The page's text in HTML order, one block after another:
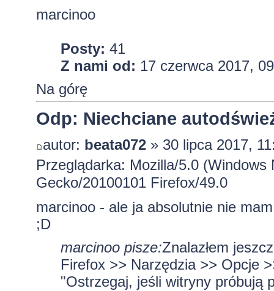
marcinoo
Posty: 41
Z nami od: 17 czerwca 2017,
Na górę
Odp: Niechciane
autor: beata072» 30 lipca 2017,
Przeglądarka: Mozilla/5.0
Gecko/20100101 Firefox/49.0
marcinoo - ale ja absolutnie nie
;D
marcinoo pisze:Znalazłem
Firefox >> Narzędzia >> Opcje
"Ostrzegaj, jeśli witryny próbują